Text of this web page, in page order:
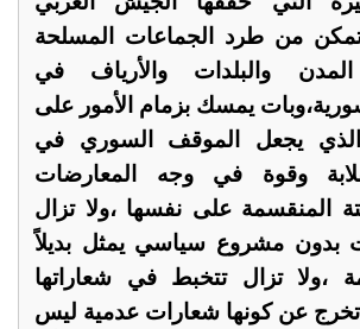
من طرد الجماعات المسلحة
والبلدات والأرياف في
يمسك بزمام الأمور على
الذي يجعل الموقف السوري في
صلابة وقوة في وجه المعارضات
المنقسمة على نفسها ،ولا تزال
بدون مشروع سياسي يمثل بديلاً
،ولا تزال تتخبط في شعاراتها
تخرج عن كونها شعارات عدمية ليس